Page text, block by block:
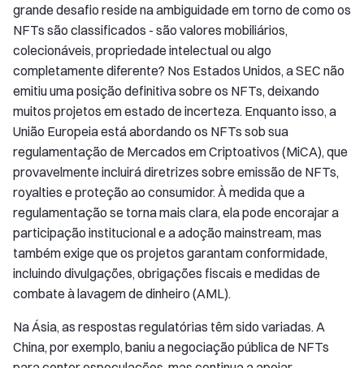
grande desafio reside na ambiguidade em torno de como os
NFTs são classificados - são valores mobiliários,
colecionáveis, propriedade intelectual ou algo
completamente diferente? Nos Estados Unidos, a SEC não
emitiu uma posição definitiva sobre os NFTs, deixando
muitos projetos em estado de incerteza. Enquanto isso, a
União Europeia está abordando os NFTs sob sua
regulamentação de Mercados em Criptoativos (MiCA), que
provavelmente incluirá diretrizes sobre emissão de NFTs,
royalties e proteção ao consumidor. À medida que a
regulamentação se torna mais clara, ela pode encorajar a
participação institucional e a adoção mainstream, mas
também exige que os projetos garantam conformidade,
incluindo divulgações, obrigações fiscais e medidas de
combate à lavagem de dinheiro (AML).
Na Ásia, as respostas regulatórias têm sido variadas. A
China, por exemplo, baniu a negociação pública de NFTs